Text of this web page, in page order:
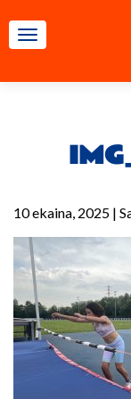
TOGGLE
10 ekaina, 2025 |